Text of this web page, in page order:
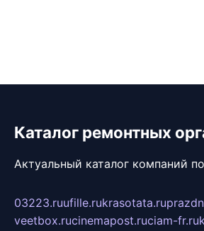
Каталог ремонтных
Актуальный каталог компаний
03223.ruufille.rukrasotata.ru
veetbox.rucinemapost.ruciam-fr.ru